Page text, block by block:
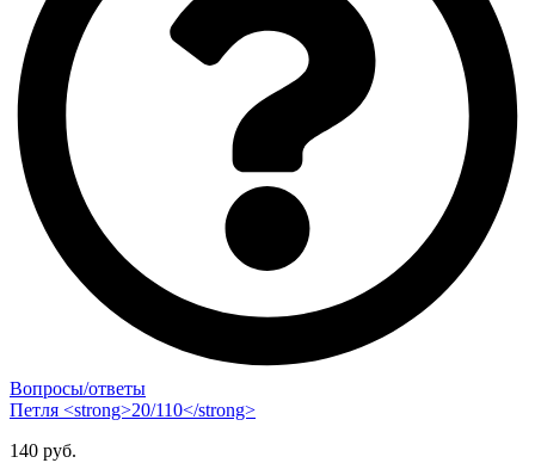
Вопросы/ответы
Петля <strong>20/110</strong>
140 руб.